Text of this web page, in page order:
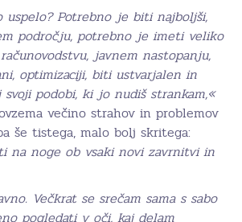
Potrebno je biti najboljši,
področju, potrebno je imeti veliko
javnem nastopanju,
optimizaciji, biti ustvarjalen in
podobi, ki jo nudiš strankam,«
večino strahov in problemov
še tistega, malo bolj skritega:
na noge ob vsaki novi zavrnitvi in
Večkrat se srečam sama s sabo
pogledati v oči, kaj delam